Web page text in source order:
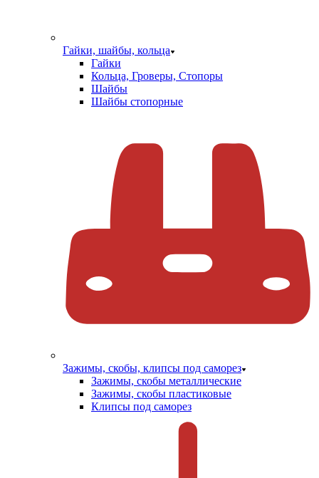
Гайки, шайбы, кольца
Гайки
Кольца, Гроверы, Стопоры
Шайбы
Шайбы стопорные
Зажимы, скобы, клипсы под саморез
Зажимы, скобы металлические
Зажимы, скобы пластиковые
Клипсы под саморез